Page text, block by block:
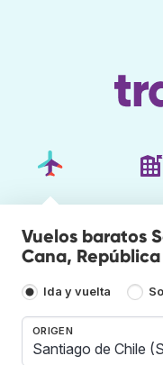
Vuelos baratos
Cana,
Ida y vuelta
ORIGEN